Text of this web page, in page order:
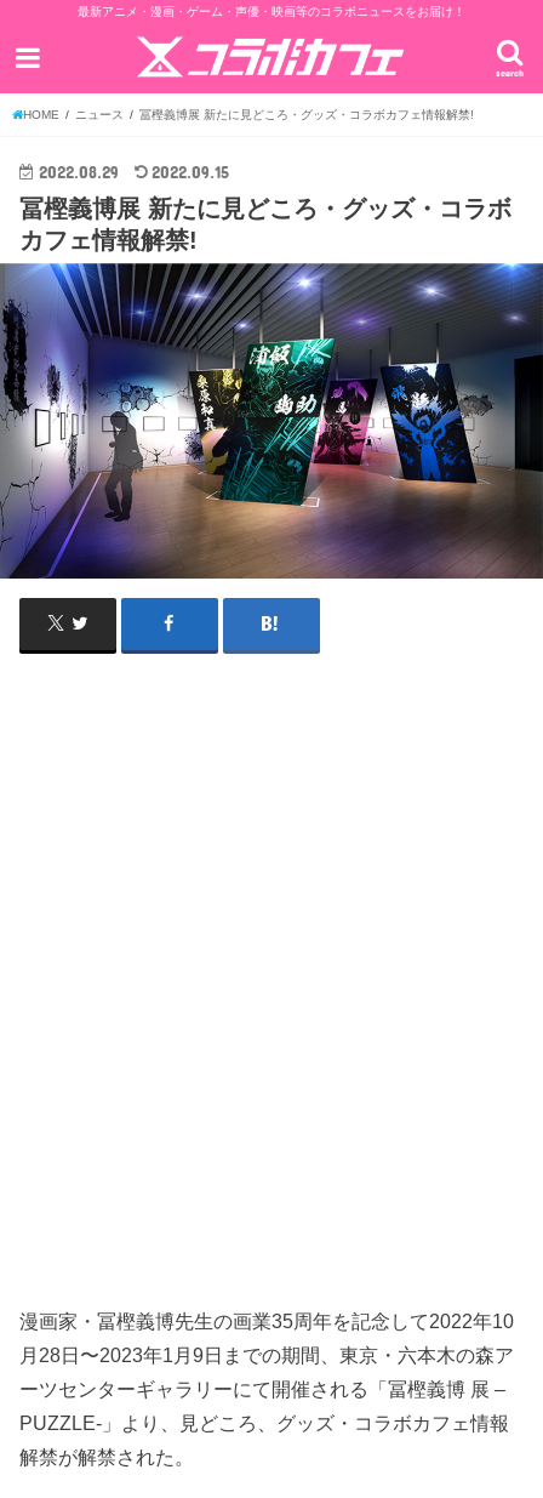
最新アニメ・漫画・ゲーム・声優・映画等のコラボニュースをお届け！
search
HOME ニュース 冨樫義博展 新たに見どころ・グッズ・コラボカフェ情報解禁!
2022.08.29 2022.09.15
冨樫義博展 新たに見どころ・グッズ・コラボ
カフェ情報解禁!
漫画家・冨樫義博先生の画業35周年を記念して2022年10
月28日〜2023年1月9日までの期間、東京・六本木の森ア
ーツセンターギャラリーにて開催される「冨樫義博 展 –
PUZZLE-」より、見どころ、グッズ・コラボカフェ情報
解禁が解禁された。